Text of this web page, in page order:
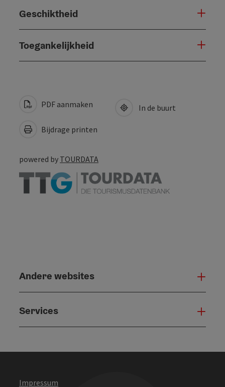
Geschiktheid
Toegankelijkheid
PDF aanmaken
Bijdrage printen
In de buurt
powered by TOURDATA
Andere websites
Services
Impressum